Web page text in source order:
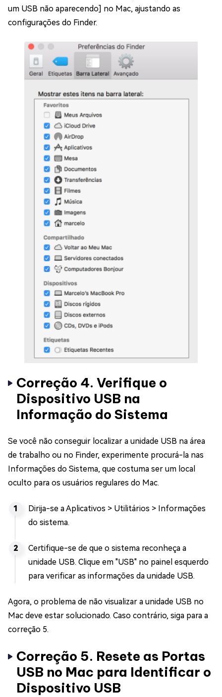
um USB não aparecendo] no Mac, ajustando as
configurações do Finder.
Correção 4. Verifique o
Dispositivo USB na
Informação do Sistema
Se você não conseguir localizar a unidade USB na área
de trabalho ou no Finder, experimente procurá-la nas
Informações do Sistema, que costuma ser um local
oculto para os usuários regulares do Mac.
Dirija-se a Aplicativos > Utilitários > Informações
do sistema.
Certifique-se de que o sistema reconheça a
unidade USB. Clique em "USB" no painel esquerdo
para verificar as informações da unidade USB.
Agora, o problema de não visualizar a unidade USB no
Mac deve estar solucionado. Caso contrário, siga para a
correção 5.
Correção 5. Resete as Portas
USB no Mac para Identificar o
Dispositivo USB